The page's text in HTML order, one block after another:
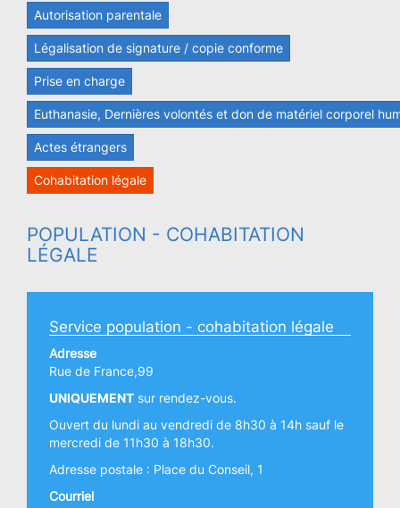
Autorisation parentale
Légalisation de signature / copie conforme
Prise en charge
Euthanasie, Dernières volontés et don de matériel corporel
Actes étrangers
Cohabitation légale
POPULATION - COHABITATION
LÉGALE
Service population - cohabitation légale
Adresse
Rue de France,99
UNIQUEMENT sur rendez-vous.
Ouvert du lundi au vendredi de 8h30 à 14h sauf le
mercredi de 11h30 à 18h30.
Adresse postale : Place du Conseil, 1
Courriel